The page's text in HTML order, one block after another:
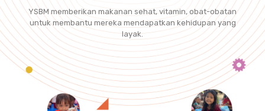
YSBM memberikan makanan sehat, vitamin, obat-obatan
untuk membantu mereka mendapatkan kehidupan yang
layak.